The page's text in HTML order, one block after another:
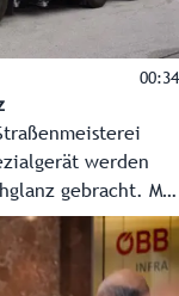
00:34
werden
gebracht. Mit
einem Gewicht
neue fahrende